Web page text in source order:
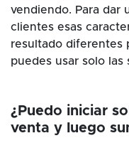
vendiendo. Para dar
clientes esas
resultado diferentes
puedes usar solo
¿Puedo iniciar
venta y luego